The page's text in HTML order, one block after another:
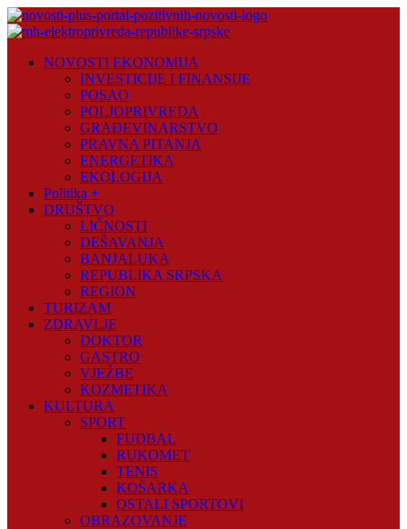
Skip
to
Plus
NOVOSTI EKONOMIJA
INVESTICIJE I FINANSIJE
POSAO
POLJOPRIVREDA
GRAĐEVINARSTVO
PRAVNA PITANJA
ENERGETIKA
EKOLOGIJA
Politika +
DRUŠTVO
LIČNOSTI
DEŠAVANJA
BANJALUKA
REPUBLIKA SRPSKA
REGION
TURIZAM
ZDRAVLJE
DOKTOR
GASTRO
VJEŽBE
KOZMETIKA
KULTURA
SPORT
FUDBAL
RUKOMET
TENIS
KOŠARKA
OSTALI SPORTOVI
OBRAZOVANJE